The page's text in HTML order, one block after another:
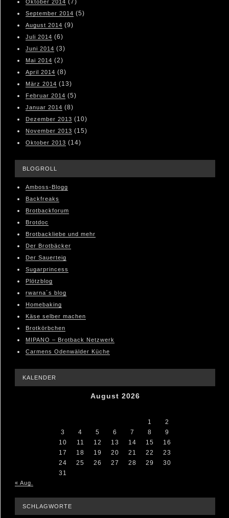
Oktober 2014
September 2014 (5)
August 2014 (9)
Juli 2014 (6)
Juni 2014 (3)
Mai 2014 (2)
April 2014 (8)
März 2014 (13)
Februar 2014 (5)
Januar 2014 (8)
Dezember 2013 (10)
November 2013 (15)
Oktober 2013 (14)
BLOGROLL
Amboss-Blogg
Backfreaks
Brotbackforum
Brotdoc
Brotbackliebe und mehr
Der Brotbäcker
Der Sauerteig
Sugarprincess
Plötzblog
rwarna´s blog
Homebaking
Käse selber machen
Brotkörbchen
MIPANO – Brotback Netzwerk
Carmens Odenwälder Küche
KALENDER
August 2026
1
2
3
4 5 6 7 8
9
10
11 12 13 14 15
16
17
18 19 20 21 22
23
24
25 26 27 28 29
30
31
« Aug.
SCHLAGWORTE